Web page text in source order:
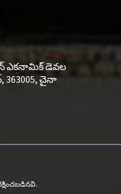
ఎకనామిక్ డెవల
చైనా